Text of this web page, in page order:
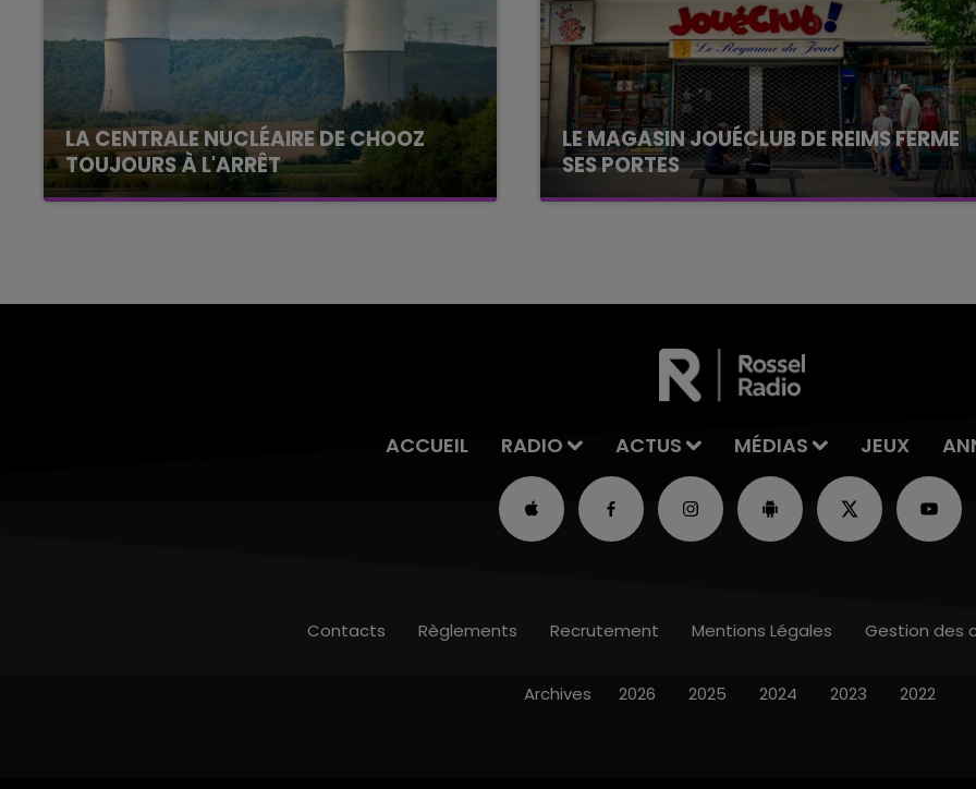
LA CENTRALE NUCLÉAIRE DE CHOOZ
TOUJOURS À L'ARRÊT
Cela fait déjà une semaine que la centrale
LE MAGASIN JOUÉCLUB DE REIMS FERME
SES PORTES
C'était l'une des institutions du centre-ville
ACCUEIL RADIO ACTUS MÉDIAS JEUX
Contacts Règlements Recrutement Mentions Légales Gestion des
Archives 2026 2025 2024 2023 2022